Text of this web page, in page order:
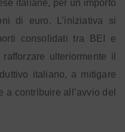
italiane, per un importo
di euro. L’iniziativa si
consolidati tra BEI e
ulteriormente il
italiano, a mitigare
contribuire all’avvio del